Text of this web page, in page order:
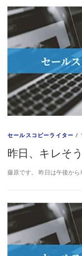
セールスコピーライター /
昨日、キレそ
藤原です。 昨日は午後か